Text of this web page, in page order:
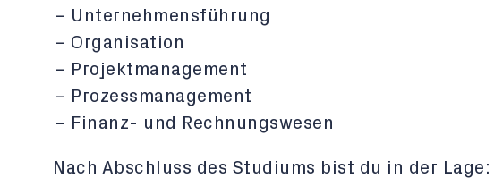
Unternehmensführung
Organisation
Projektmanagement
Prozessmanagement
Finanz- und Rechnungswesen
Nach Abschluss des Studiums bist du in der Lage: